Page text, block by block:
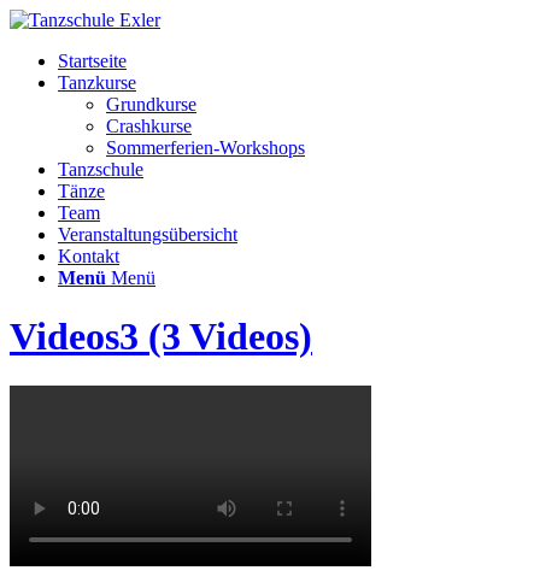
Startseite
Tanzkurse
Grundkurse
Crashkurse
Sommerferien-Workshops
Tanzschule
Tänze
Team
Veranstaltungsübersicht
Kontakt
Menü Menü
Videos3 (3 Videos)